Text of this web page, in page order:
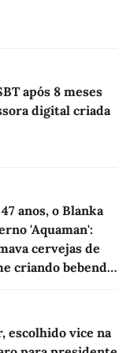
após 8 meses
digital criada
anos, o Blanka
'Aquaman':
cervejas de
criando bebendo
escolhido vice na